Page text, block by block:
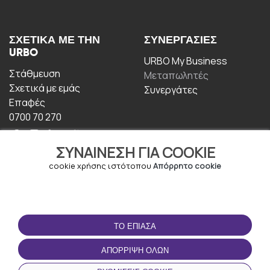
ΣΥΝΑΊΝΕΣΗ ΓΙΑ COOKIE
cookie χρήσης ιστότοπου Απόρρητο cookie
ΤΟ ΈΠΙΑΣΑ
ΑΠΌΡΡΙΨΗ ΌΛΩΝ
ΣΧΕΤΙΚΆ ΜΕ ΤΗΝ
URBO
Στάθμευση
Σχετικά με εμάς
Επαφές
0700 70 270
ΣΥΝΕΡΓΑΣΊΕΣ
URBO My Business
Μεταπωλητές
Συνεργάτες
ΟΡΟΙ ΧΡΉΣΗΣ
Οροι και Προϋποθέσεις
Πολιτική απορρήτου
ΚΑΤΕΒΆΣΤΕ ΤΗΝ
ΕΦΑΡΜΟΓΉ